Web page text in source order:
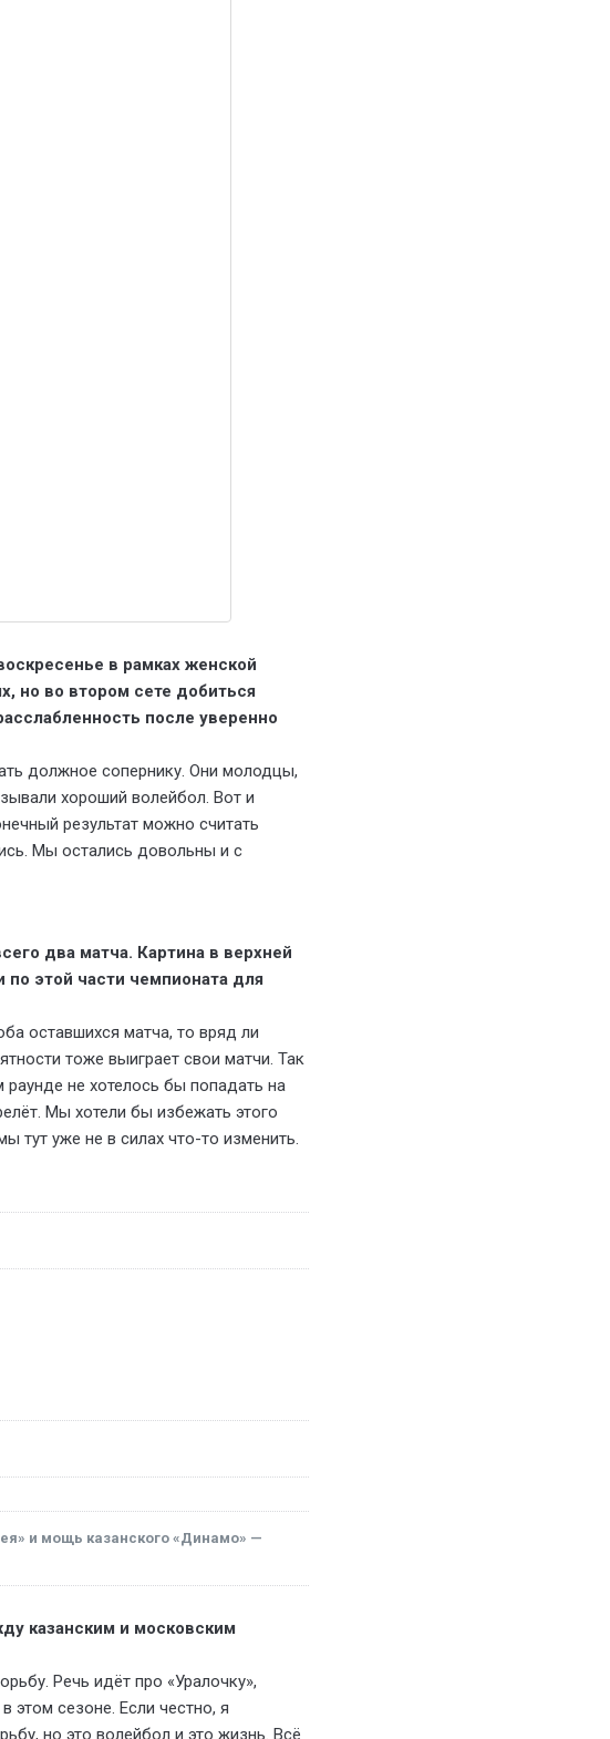
в рамках женской
но во втором сете добиться
после уверенно
должное сопернику. Они молодцы,
хороший волейбол. Вот и
результат можно считать
Мы остались довольны и с
два матча. Картина в верхней
этой части чемпионата для
оставшихся матча, то вряд ли
тоже выиграет свои матчи. Так
не хотелось бы попадать на
Мы хотели бы избежать этого
тут уже не в силах что-то изменить.
и мощь казанского «Динамо» —
казанским и московским
Речь идёт про «Уралочку»,
этом сезоне. Если честно, я
но это волейбол и это жизнь. Всё